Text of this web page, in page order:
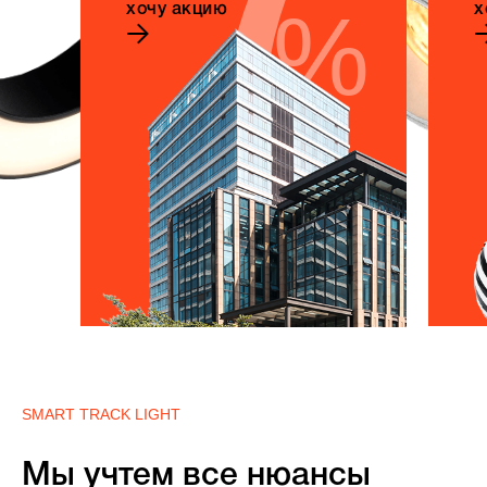
%
хочу акцию
SMART TRACK LIGHT
Мы учтем все нюансы